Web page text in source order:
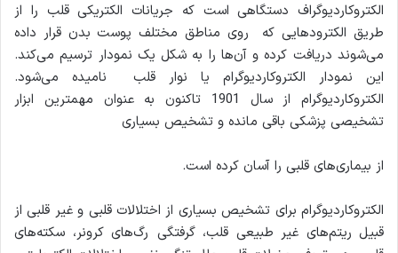
الکتروکاردیوگراف دستگاهی است که جریانات الکتریکی قلب را از
طریق الکترودهایی که روی مناطق مختلف پوست بدن قرار داده
می‌شوند دریافت کرده و آن‌ها را به شکل یک نمودار ترسیم می‌کند.
این نمودار الکتروکاردیوگرام یا نوار قلب نامیده می‌شود.
الکتروکاردیوگرام از سال 1901 تاکنون به عنوان مهمترین ابزار
تشخیصی پزشکی باقی مانده و تشخیص بسیاری
از بیماری‌های قلبی را آسان کرده است.
الکتروکاردیوگرام برای تشخیص بسیاری از اختلالات قلبی و غیر قلبی از
قبیل ریتم‌های غیر طبیعی قلب، گرفتگی رگ‌های کرونر، سکته‌های